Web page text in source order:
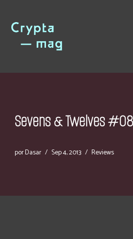
Saltar
contenido
Sevens & Twelves
porDasar Sep 4, 2013 Reviews